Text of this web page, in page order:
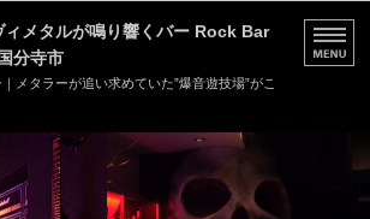
ィメタルが鳴り響くバー Rock Bar
分寺市
メタラーが追い求めていた”爆音遊技場”がこ